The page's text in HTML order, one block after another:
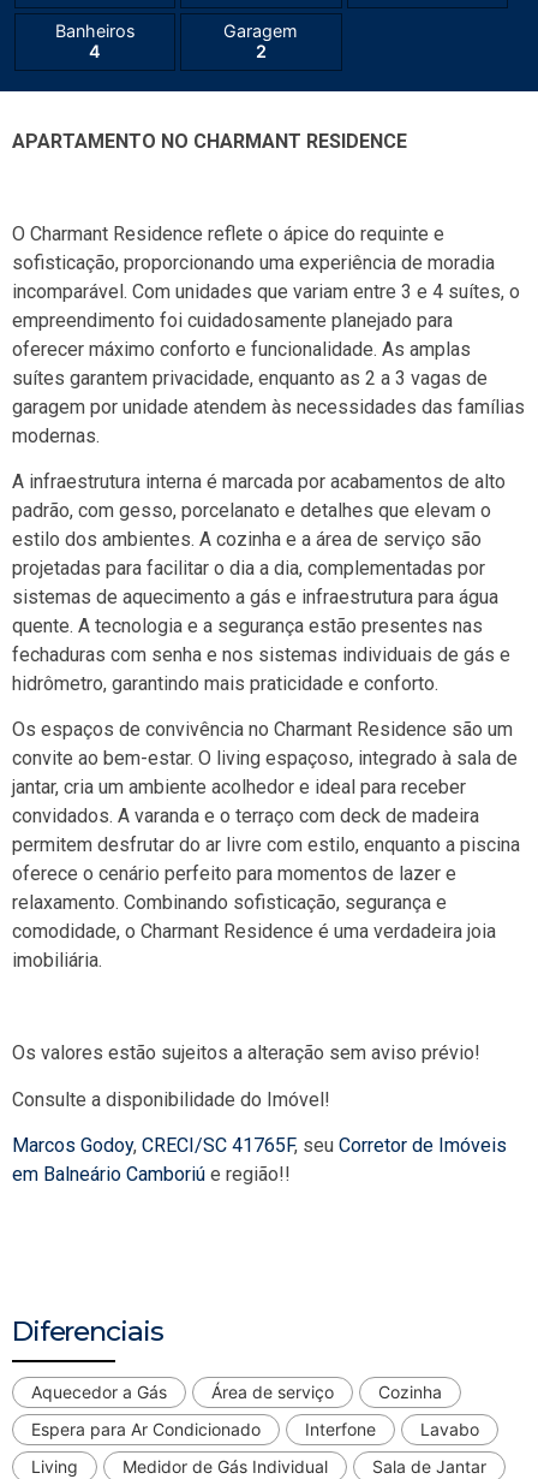
Banheiros
4
Garagem
2
APARTAMENTO NO CHARMANT RESIDENCE
O Charmant Residence reflete o ápice do requinte e
sofisticação, proporcionando uma experiência de moradia
incomparável. Com unidades que variam entre 3 e 4 suítes, o
empreendimento foi cuidadosamente planejado para
oferecer máximo conforto e funcionalidade. As amplas
suítes garantem privacidade, enquanto as 2 a 3 vagas de
garagem por unidade atendem às necessidades das famílias
modernas.
A infraestrutura interna é marcada por acabamentos de alto
padrão, com gesso, porcelanato e detalhes que elevam o
estilo dos ambientes. A cozinha e a área de serviço são
projetadas para facilitar o dia a dia, complementadas por
sistemas de aquecimento a gás e infraestrutura para água
quente. A tecnologia e a segurança estão presentes nas
fechaduras com senha e nos sistemas individuais de gás e
hidrômetro, garantindo mais praticidade e conforto.
Os espaços de convivência no Charmant Residence são um
convite ao bem-estar. O living espaçoso, integrado à sala de
jantar, cria um ambiente acolhedor e ideal para receber
convidados. A varanda e o terraço com deck de madeira
permitem desfrutar do ar livre com estilo, enquanto a piscina
oferece o cenário perfeito para momentos de lazer e
relaxamento. Combinando sofisticação, segurança e
comodidade, o Charmant Residence é uma verdadeira joia
imobiliária.
Os valores estão sujeitos a alteração sem aviso prévio!
Consulte a disponibilidade do Imóvel!
Marcos Godoy, CRECI/SC 41765F, seu Corretor de Imóveis
em Balneário Camboriú e região!!
Diferenciais
Aquecedor a Gás Área de serviço
Cozinha
Espera para Ar Condicionado
Interfone
Lavabo
Living
Medidor de Gás Individual Sala de Jantar